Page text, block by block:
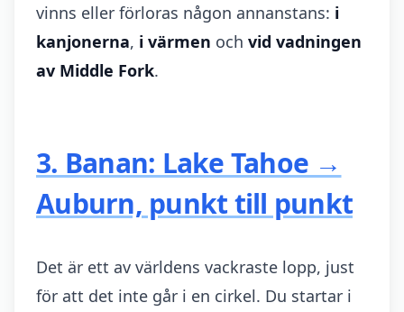
vinns eller förloras någon annanstans: i
kanjonerna, i värmen och vid vadningen
av Middle Fork.
3. Banan: Lake Tahoe →
Auburn, punkt till punkt
Det är ett av världens vackraste lopp, just
för att det inte går i en cirkel. Du startar i